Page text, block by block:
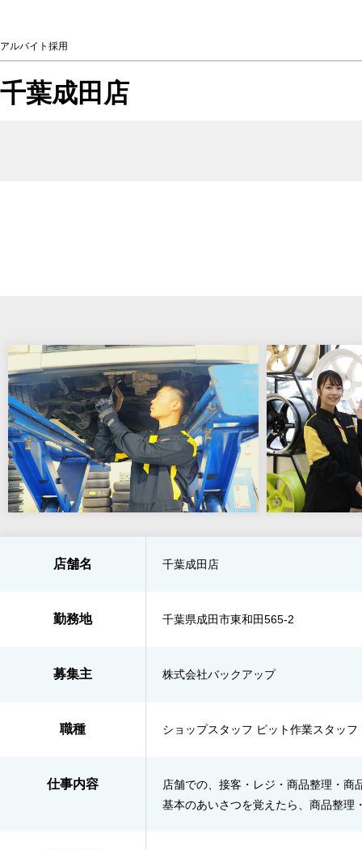
アルバイト採用
千葉成田店
店舗名 千葉成田店
勤務地 千葉県成田市東和田565-2
募集主 株式会社バックアップ
職種 ショップスタッフ ピット作業スタッフ
仕事内容
店舗での、接客・レジ・商品整理・
基本のあいさつを覚えたら、商品整理